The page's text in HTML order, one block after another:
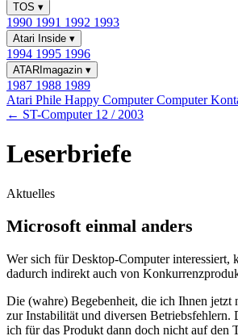
TOS ▾
1990 1991 1992 1993
Atari Inside ▾
1994 1995 1996
ATARImagazin ▾
1987 1988 1989
Atari Phile Happy ComputerComputer
← ST-Computer 12 / 2003
Leserbriefe
Aktuelles
Microsoft einmal anders
Wer sich für Desktop-Computer interessiert,
dadurch indirekt auch von
Die (wahre) Begebenheit, die ich Ihnen jetzt
zur Instabilität und diversen
ich für das Produkt dann doch nicht auf den